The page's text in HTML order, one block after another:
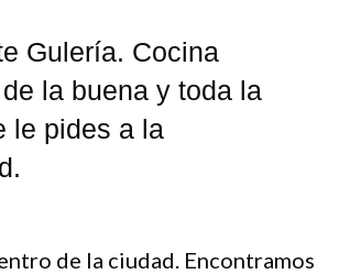
Gulería. Cocina
la buena y toda la
le pides a la
de la ciudad. Encontramos